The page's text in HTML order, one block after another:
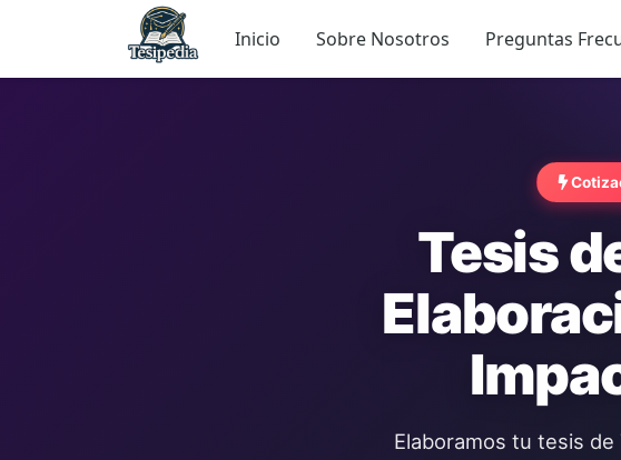
Inicio Sobre Nosotros Preguntas
Tesis
Elaboramos tu tesis